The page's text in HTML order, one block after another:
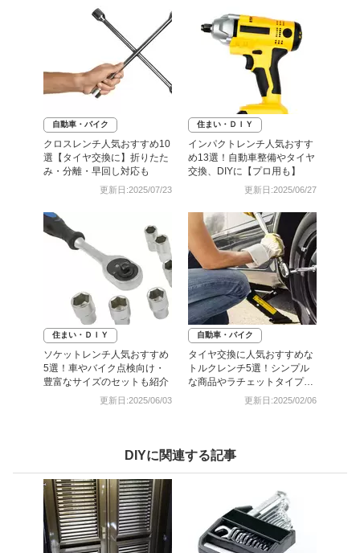
自動車・バイク
クロスレンチ人気おすすめ10
選【タイヤ交換に】折りたた
み・分離・早回し対応も
更新日:2025/07/23
住まい・ＤＩＹ
インパクトレンチ人気おすす
め13選！自動車整備やタイヤ
交換、DIYに【プロ用も】
更新日:2025/06/27
住まい・ＤＩＹ
ソケットレンチ人気おすすめ
5選！車やバイク点検向け・
豊富なサイズのセットも紹介
更新日:2025/06/03
自動車・バイク
タイヤ交換に人気おすすめな
トルクレンチ5選！シンプル
な商品やラチェットタイプも
更新日:2025/02/06
DIYに関連する記事